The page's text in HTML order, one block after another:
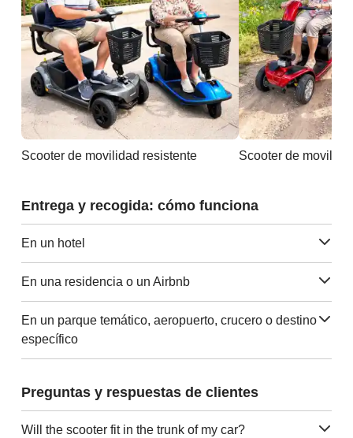
Scooter de movilidad resistente
Entrega y recogida: cómo funciona
En un hotel
En una residencia o un Airbnb
En un parque temático, aeropuerto, crucero o destino
específico
Preguntas y respuestas de clientes
Will the scooter fit in the trunk of my car?